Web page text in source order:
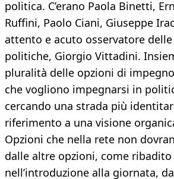
politica. C’erano Paola Binetti,
Ruffini, Paolo Ciani, Giuseppe
attento e acuto osservatore
politiche, Giorgio Vittadini.
pluralità delle opzioni di
che vogliono impegnarsi in
cercando una strada più
riferimento a una visione
Opzioni che nella rete non
dalle altre opzioni, come
nell’introduzione alla giornata,